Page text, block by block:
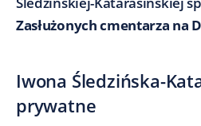
Zasłużonych cmentarza na
Iwona Śledzińska-
prywatne